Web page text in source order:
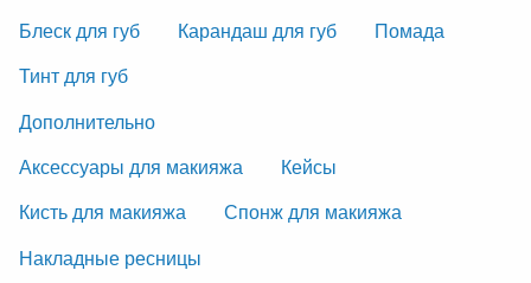
Блеск для губ
Карандаш для губ
Помада
Тинт для губ
Дополнительно
Аксессуары для макияжа
Кейсы
Кисть для макияжа
Спонж для макияжа
Накладные ресницы